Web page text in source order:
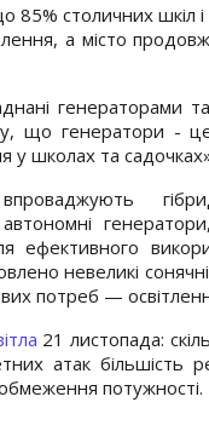
85% столичних шкіл
а місто
генераторами
що генератори -
школах та
ефективного
невеликі сонячні
потреб —
21 листопада:
атак більшість
потужності.